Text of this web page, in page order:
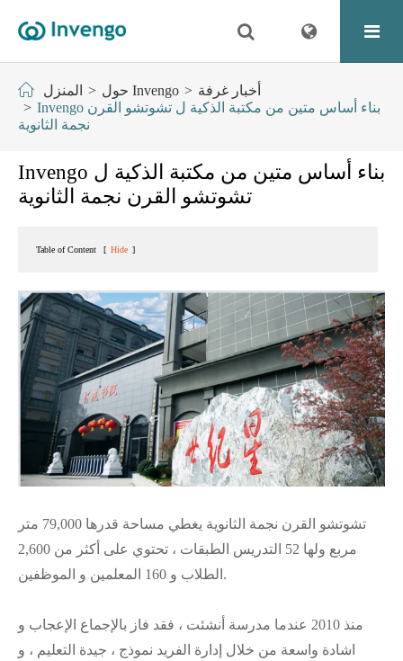
المنزل حول Invengo
أخبار غرفة
Invengo بناء أساس متين من مكتبة الذكية ل تشوتشو القرن
نجمة الثانوية
Invengo بناء أساس متين من مكتبة الذكية ل
تشوتشو القرن نجمة الثانوية
Table of Content [ Hide ]
تشوتشو القرن نجمة الثانوية يغطي مساحة قدرها 79,000 متر
مربع ولها 52 التدريس الطبقات ، تحتوي على أكثر من 2,600
الطلاب و 160 المعلمين و الموظفين.
منذ 2010 عندما مدرسة أنشئت ، فقد فاز بالإجماع الإعجاب و
اشادة واسعة من خلال إدارة الفريد نموذج ، جيدة التعليم ، و